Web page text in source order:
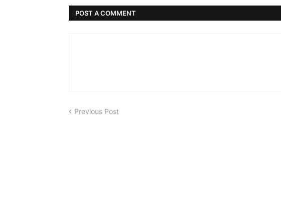
POST A COMMENT
Previous Post